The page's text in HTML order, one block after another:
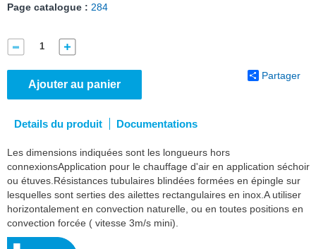
Page catalogue : 284
Ajouter au panier
Partager
Details du produit Documentations
Les dimensions indiquées sont les longueurs hors
connexionsApplication pour le chauffage d'air en application séchoir
ou étuves.Résistances tubulaires blindées formées en épingle sur
lesquelles sont serties des ailettes rectangulaires en inox.A utiliser
horizontalement en convection naturelle, ou en toutes positions en
convection forcée ( vitesse 3m/s mini).